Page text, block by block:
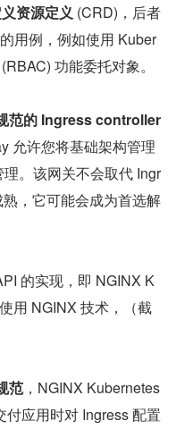
资源定义 (CRD)，后者
用例，例如使用 Kuber
功能委托对象。
允许您将基础架构管理
。该网关不会取代 Ingr
，它可能会成为首选解
的实现，即 NGINX K
用 NGINX 技术，（截
范，NGINX Kubernetes
应用时对 Ingress 配置